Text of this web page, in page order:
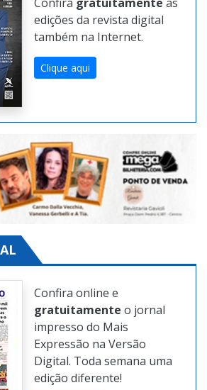
Confira gratuitamente as
edições da revista digital
também na Internet.
Clique aqui
Confira online e
gratuitamente o jornal
impresso do Mais
Expressão na Versão
Digital. Toda semana uma
edição diferente!